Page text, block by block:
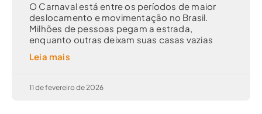
O Carnaval está entre os períodos de maior
deslocamento e movimentação no Brasil.
Milhões de pessoas pegam a estrada,
enquanto outras deixam suas casas vazias
Leia mais
11 de fevereiro de 2026